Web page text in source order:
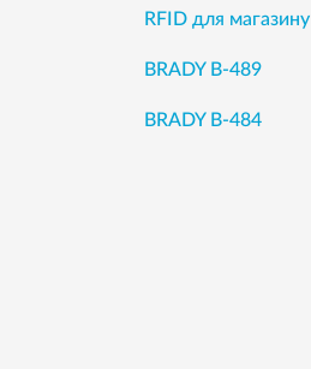
RFID для магазину
BRADY B-489
BRADY B-484